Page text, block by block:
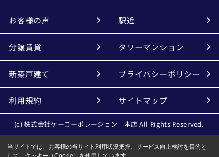
お客様の声 駅近
分譲賃貸 タワーマンション
新築戸建て プライバシーポリシー
利用規約 サイトマップ
(c) 株式会社ケーコーポレーション 本店 All Rights Reserved.
当サイトでは、お客様の当サイト利用状況把握、サービス向上検討を目的と
して、クッキー（Cookie）を使用しています。